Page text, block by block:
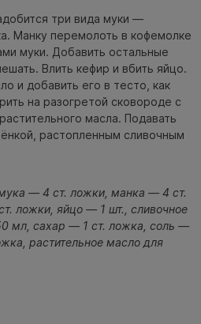
три вида муки —
Манку перемолоть в кофемолке
муки. Добавить остальные
Влить кефир и вбить яйцо.
и добавить его в тесто, как
на разогретой сковороде с
масла. Подавать
растопленным сливочным
— 4 ст. ложки, манка — 4 ст.
ложки, яйцо — 1 шт., сливочное
мл, сахар — 1 ст. ложка, соль —
растительное масло для